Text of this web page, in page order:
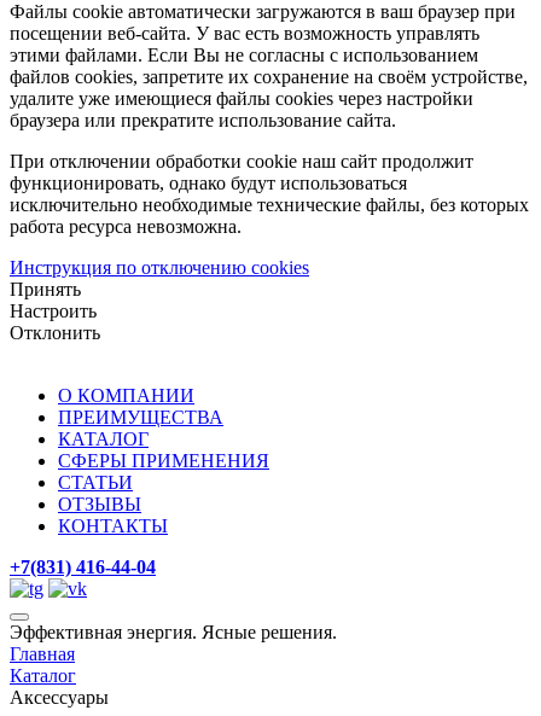
Файлы cookie автоматически загружаются в ваш браузер при
посещении веб-сайта. У вас есть возможность управлять
этими файлами. Если Вы не согласны с использованием
файлов cookies, запретите их сохранение на своём устройстве,
удалите уже имеющиеся файлы cookies через настройки
браузера или прекратите использование сайта.
При отключении обработки cookie наш сайт продолжит
функционировать, однако будут использоваться
исключительно необходимые технические файлы, без которых
работа ресурса невозможна.
Инструкция по отключению cookies
Принять
Настроить
Отклонить
О КОМПАНИИ
ПРЕИМУЩЕСТВА
КАТАЛОГ
СФЕРЫ ПРИМЕНЕНИЯ
СТАТЬИ
ОТЗЫВЫ
КОНТАКТЫ
+7(831) 416-44-04
Эффективная энергия. Ясные решения.
Главная
Каталог
Аксессуары